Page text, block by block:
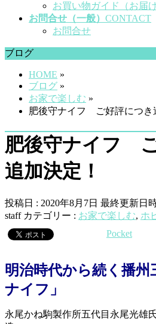
お買い物ガイド（お届
お問合せ（一般） CONTACT
お問合せ
ブログ
HOME »
ブログ »
お家で楽しむ »
肥後守ナイフ ご好評につき
肥後守ナイフ
追加決定！
投稿日 : 2020年8月7日 最終更新日
staff カテゴリー : お家で楽しむ, ホ
Pocket
明治時代から続く播州
ナイフ」
永尾かね駒製作所五代目永尾光雄